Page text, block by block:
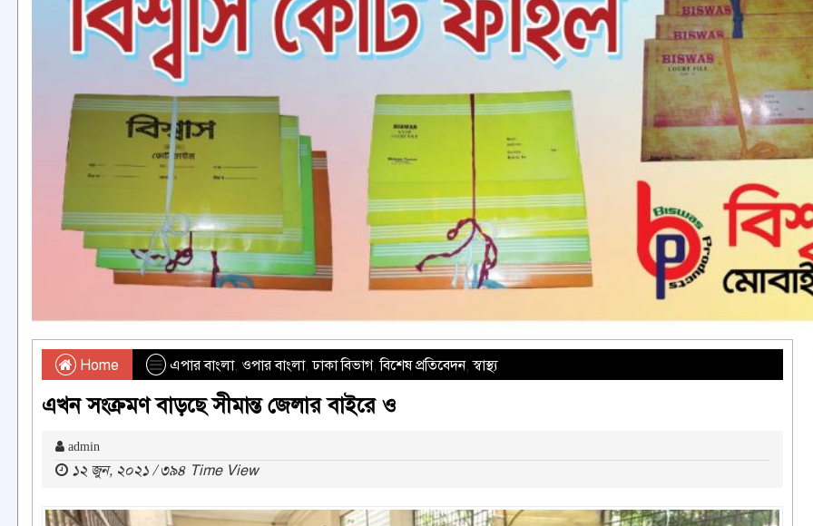
Home এপার বাংলা, ওপার বাংলা,ঢাকা বিভাগ,বিশেষ প্রতিবেদন,স্বাস্থ্য
এখন সংক্রমণ বাড়ছে সীমান্ত জেলার বাইরে ও
admin
১২ জুন, ২০২১ / ৩৯৪ Time View